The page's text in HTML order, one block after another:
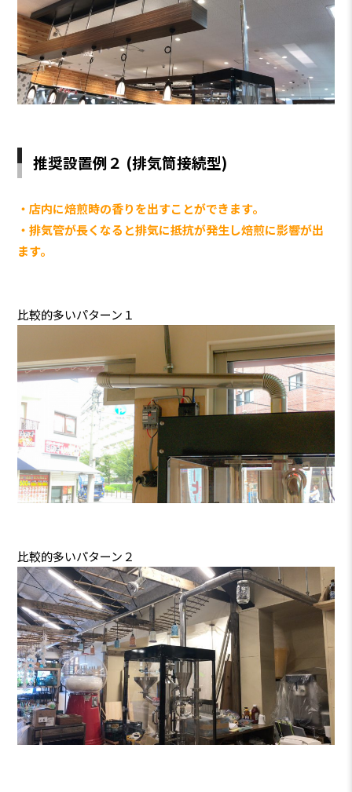
推奨設置例２ (排気筒接続型)
・店内に焙煎時の香りを出すことができます。
・排気管が長くなると排気に抵抗が発生し焙煎に影響が出
ます。
比較的多いパターン１
比較的多いパターン２